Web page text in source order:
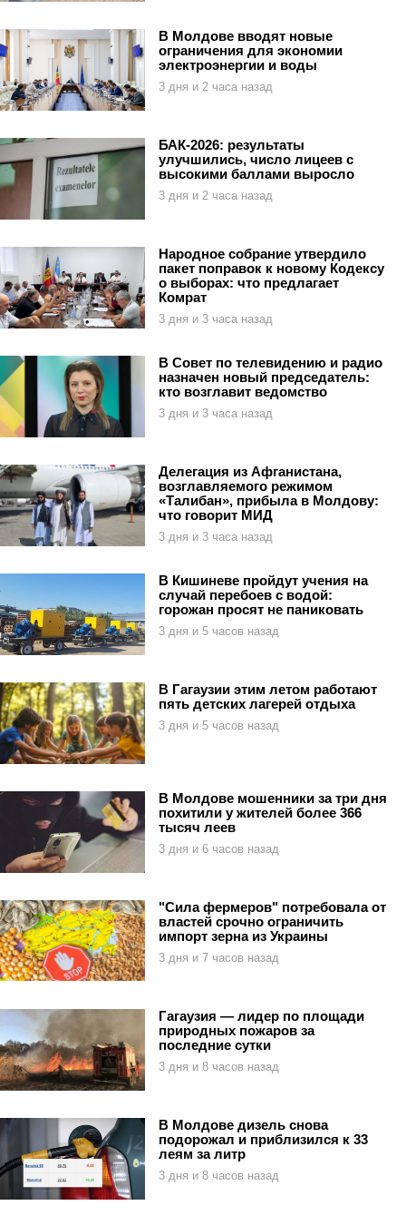
В Молдове вводят новые
ограничения для экономии
электроэнергии и воды
3 дня и 2 часа назад
БАК-2026: результаты
улучшились, число лицеев с
высокими баллами выросло
3 дня и 2 часа назад
Народное собрание утвердило
пакет поправок к новому Кодексу
о выборах: что предлагает
Комрат
3 дня и 3 часа назад
В Совет по телевидению и радио
назначен новый председатель:
кто возглавит ведомство
3 дня и 3 часа назад
Делегация из Афганистана,
возглавляемого режимом
«Талибан», прибыла в Молдову:
что говорит МИД
3 дня и 3 часа назад
В Кишиневе пройдут учения на
случай перебоев с водой:
горожан просят не паниковать
3 дня и 5 часов назад
В Гагаузии этим летом работают
пять детских лагерей отдыха
3 дня и 5 часов назад
В Молдове мошенники за три дня
похитили у жителей более 366
тысяч леев
3 дня и 6 часов назад
"Сила фермеров" потребовала от
властей срочно ограничить
импорт зерна из Украины
3 дня и 7 часов назад
Гагаузия — лидер по площади
природных пожаров за
последние сутки
3 дня и 8 часов назад
В Молдове дизель снова
подорожал и приблизился к 33
леям за литр
3 дня и 8 часов назад